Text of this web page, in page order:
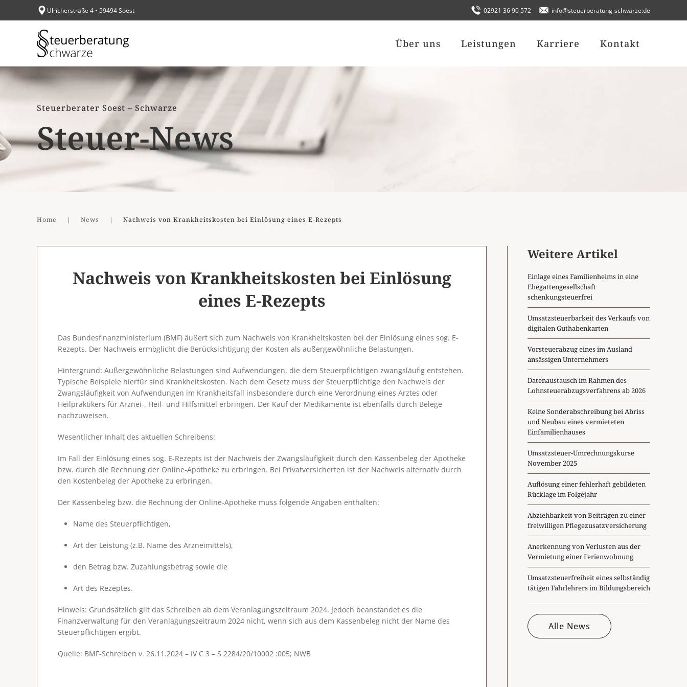
Zum Hauptinhalt springen
Ulricherstraße 4 • 59494 Soest 02921 36 90 572 info@steuerberatung-schwarze.de
Über uns Leistungen Karriere Kontakt
Steuerberater Soest – Schwarze
Steuer-News
Home News Nachweis von Krankheitskosten bei Einlösung eines E-Rezepts
Nachweis von Krankheitskosten bei Einlösung
eines E-Rezepts
Das Bundesfinanzministerium (BMF) äußert sich zum Nachweis von Krankheitskosten bei der Einlösung eines sog. E-
Rezepts. Der Nachweis ermöglicht die Berücksichtigung der Kosten als außergewöhnliche Belastungen.
Hintergrund: Außergewöhnliche Belastungen sind Aufwendungen, die dem Steuerpflichtigen zwangsläufig entstehen.
Typische Beispiele hierfür sind Krankheitskosten. Nach dem Gesetz muss der Steuerpflichtige den Nachweis der
Zwangsläufigkeit von Aufwendungen im Krankheitsfall insbesondere durch eine Verordnung eines Arztes oder
Heilpraktikers für Arznei-, Heil- und Hilfsmittel erbringen. Der Kauf der Medikamente ist ebenfalls durch Belege
nachzuweisen.
Wesentlicher Inhalt des aktuellen Schreibens:
Im Fall der Einlösung eines sog. E-Rezepts ist der Nachweis der Zwangsläufigkeit durch den Kassenbeleg der Apotheke
bzw. durch die Rechnung der Online-Apotheke zu erbringen. Bei Privatversicherten ist der Nachweis alternativ durch
den Kostenbeleg der Apotheke zu erbringen.
Der Kassenbeleg bzw. die Rechnung der Online-Apotheke muss folgende Angaben enthalten:
Name des Steuerpflichtigen,
Art der Leistung (z.B. Name des Arzneimittels),
den Betrag bzw. Zuzahlungsbetrag sowie die
Art des Rezeptes.
Hinweis: Grundsätzlich gilt das Schreiben ab dem Veranlagungszeitraum 2024. Jedoch beanstandet es die
Finanzverwaltung für den Veranlagungszeitraum 2024 nicht, wenn sich aus dem Kassenbeleg nicht der Name des
Steuerpflichtigen ergibt.
Quelle: BMF-Schreiben v. 26.11.2024 – IV C 3 – S 2284/20/10002 :005; NWB
Weitere Artikel
Einlage eines Familienheims in eine
Ehegattengesellschaft
schenkungsteuerfrei
Umsatzsteuerbarkeit des Verkaufs von
digitalen Guthabenkarten
Vorsteuerabzug eines im Ausland
ansässigen Unternehmers
Datenaustausch im Rahmen des
Lohnsteuerabzugsverfahrens ab 2026
Keine Sonderabschreibung bei Abriss
und Neubau eines vermieteten
Einfamilienhauses
Umsatzsteuer-Umrechnungskurse
November 2025
Auflösung einer fehlerhaft gebildeten
Rücklage im Folgejahr
Abziehbarkeit von Beiträgen zu einer
freiwilligen Pflegezusatzversicherung
Anerkennung von Verlusten aus der
Vermietung einer Ferienwohnung
Umsatzsteuerfreiheit eines selbständig
tätigen Fahrlehrers im Bildungsbereich
Alle News